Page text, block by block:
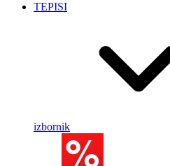
TEPISI
izbornik